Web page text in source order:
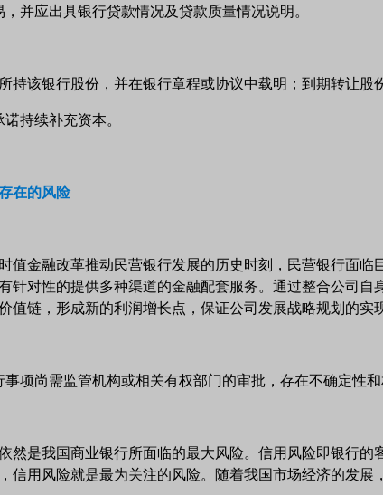
并应出具银行贷款情况及贷款质量情况说明。
持该银行股份，并在银行章程或协议中载明；到期转让股
持续补充资本。
在的风险
值金融改革推动民营银行发展的历史时刻，民营银行面
针对性的提供多种渠道的金融配套服务。通过整合公司
值链，形成新的利润增长点，保证公司发展战略规划的实
事项尚需监管机构或相关有权部门的审批，存在不确定性
然是我国商业银行所面临的最大风险。信用风险即银行
信用风险就是最为关注的风险。随着我国市场经济的发展